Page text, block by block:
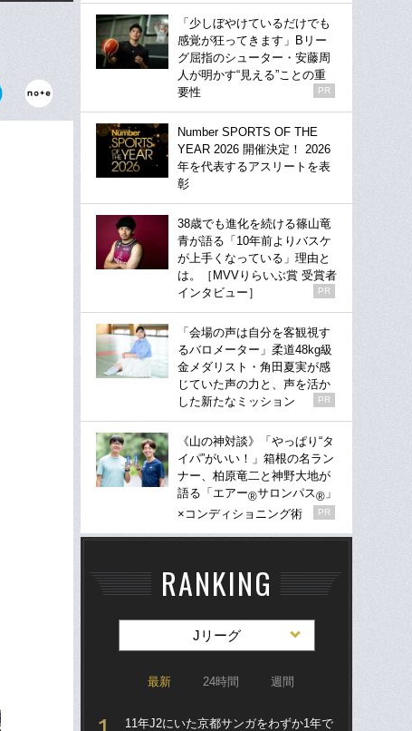
「少しぼやけているだけでも
感覚が狂ってきます」Bリー
グ屈指のシューター・安藤周
人が明かす“見える”ことの重
要性
PR
Number SPORTS OF THE
YEAR 2026 開催決定！ 2026
年を代表するアスリートを表
彰
38歳でも進化を続ける篠山竜
青が語る「10年前よりバスケ
が上手くなっている」理由と
は。［MVVりらいぶ賞 受賞者
インタビュー］
PR
「会場の声は自分を客観視す
るバロメーター」柔道48kg級
金メダリスト・角田夏実が感
じていた声の力と、声を活か
した新たなミッション
PR
《山の神対談》「やっぱり“タ
イパ”がいい！」箱根の名ラン
ナー、柏原竜二と神野大地が
語る「エアー®サロンパス® 」
×コンディショニング術
PR
RANKING
Jリーグ
最新 24時間 週間
11年J2にいた京都サンガをわずか1年で